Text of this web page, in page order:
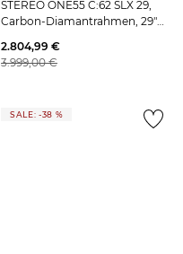
STEREO ONE55 C:62 SLX 29,
Carbon-Diamantrahmen, 29"-
2.804,99 €
3.999,00 €
SALE: -38 %